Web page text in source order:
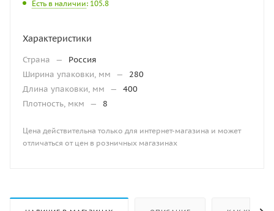
Есть в наличии: 105.8
Характеристики
Страна —
Россия
Ширина упаковки, мм
—
280
Длина упаковки, мм
—
400
Плотность, мкм
— 8
Цена действительна только для интернет-магазина и может
отличаться от цен в розничных магазинах